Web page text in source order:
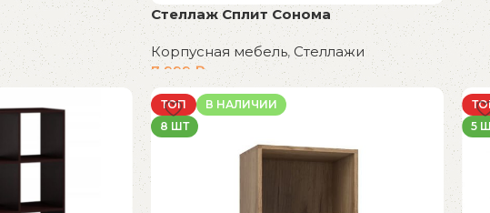
Стеллаж Сплит Сонома
Корпусная мебель, Стеллажи
7 999 ₽
В корзину
ТОП
В НАЛИЧИИ
8 ШТ
5